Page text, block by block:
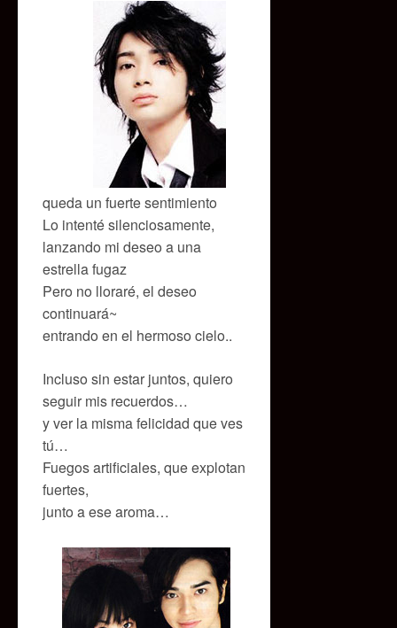
queda un fuerte sentimiento
Lo intenté silenciosamente,
lanzando mi deseo a una
estrella fugaz
Pero no lloraré, el deseo
continuará~
entrando en el hermoso cielo..
Incluso sin estar juntos, quiero
seguir mis recuerdos…
y ver la misma felicidad que ves
tú…
Fuegos artificiales, que explotan
fuertes,
junto a ese aroma…